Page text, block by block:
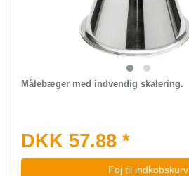
Målebæger med indvendig skalering.
DKK 57.88 *
Foj til indkobskurv